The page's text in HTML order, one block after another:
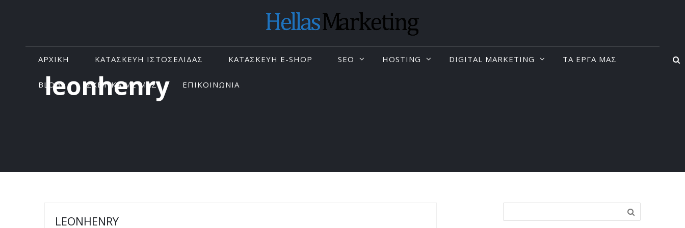
ΑΡΧΙΚΗ ΚΑΤΑΣΚΕΥΗ ΙΣΤΟΣΕΛΙΔΑΣ KΑΤΑΣΚΕΥΗ E-SHOP SEO HOSTING DIGITAL MARKETING ΤΑ ΕΡΓΑ ΜΑΣ
BLOG ΣΧΕΤΙΚΑ ΜΕ ΜΑΣ ΕΠΙΚΟΙΝΩΝΙΑ
leonhenry
LEONHENRY